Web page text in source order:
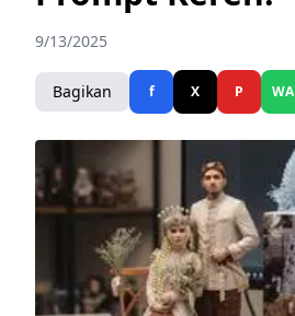
9/13/2025
Bagikan f X P WA